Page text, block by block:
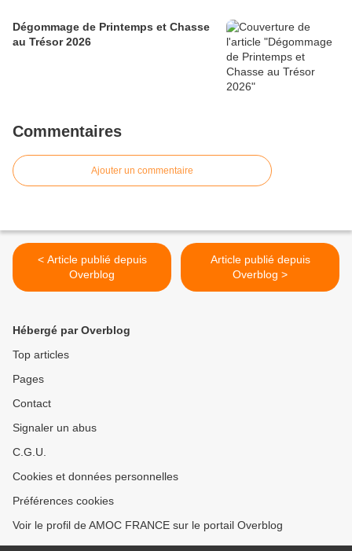
Dégommage de Printemps et Chasse
au Trésor 2026
Commentaires
Ajouter un commentaire
< Article publié depuis
Overblog
Article publié depuis
Overblog >
Hébergé par Overblog
Top articles
Pages
Contact
Signaler un abus
C.G.U.
Cookies et données personnelles
Préférences cookies
Voir le profil de AMOC FRANCE sur le portail Overblog